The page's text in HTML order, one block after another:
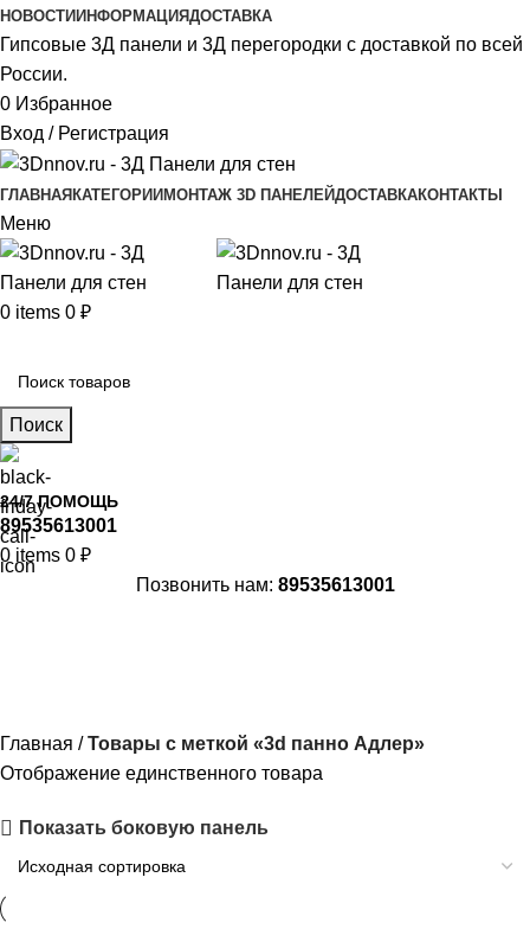
НОВОСТИ ИНФОРМАЦИЯДОСТАВКА
Гипсовые 3Д панели и 3Д перегородки с доставкой по всей
России.
0 Избранное
Вход / Регистрация
ГЛАВНАЯ КАТЕГОРИИ МОНТАЖ 3D ПАНЕЛЕЙДОСТАВКАКОНТАКТЫ
Меню
0 items 0 ₽
Поиск
24/7 ПОМОЩЬ
89535613001
0 items 0 ₽
Позвонить нам: 89535613001
Главная
Товары с меткой «3d панно Адлер»
Отображение единственного товара
Показать боковую панель